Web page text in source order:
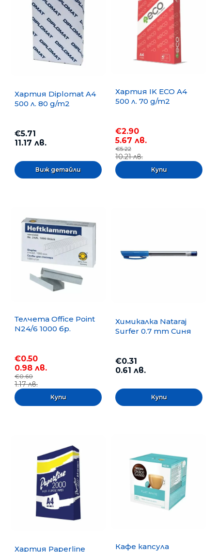
Хартия Diplomat A4
500 л. 80 g/m2
€5.71
11.17 лв.
Виж детайли
Хартия IK ECO A4
500 л. 70 g/m2
€2.90
5.67 лв.
€5.22
10.21 лв.
Телчета Office Point
N24/6 1000 бр.
€0.50
0.98 лв.
€0.60
1.17 лв.
Химикалка Nataraj
Surfer 0.7 mm Синя
€0.31
0.61 лв.
Хартия Paperline
Кафе капсула